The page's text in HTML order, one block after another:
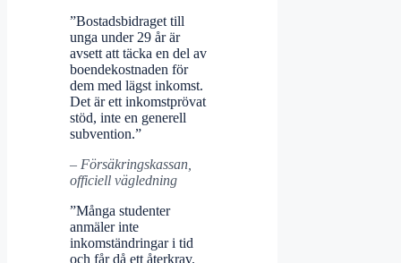
”Bostadsbidraget till
unga under 29 år är
avsett att täcka en del av
boendekostnaden för
dem med lägst inkomst.
Det är ett inkomstprövat
stöd, inte en generell
subvention.”
– Försäkringskassan,
officiell vägledning
”Många studenter
anmäler inte
inkomständringar i tid
och får då ett återkrav.